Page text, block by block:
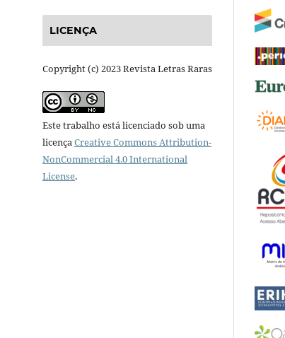
LICENÇA
Copyright (c) 2023 Revista Letras Raras
Este trabalho está licenciado sob uma
licençaCreative Commons Attribution-
NonCommercial 4.0 International
License.